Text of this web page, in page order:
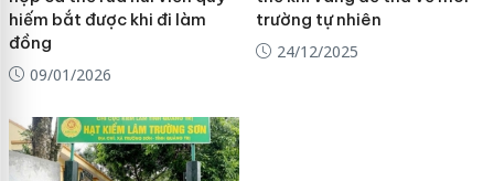
hiếm bắt được khi đi làm
đồng
09/01/2026
trường tự nhiên
24/12/2025